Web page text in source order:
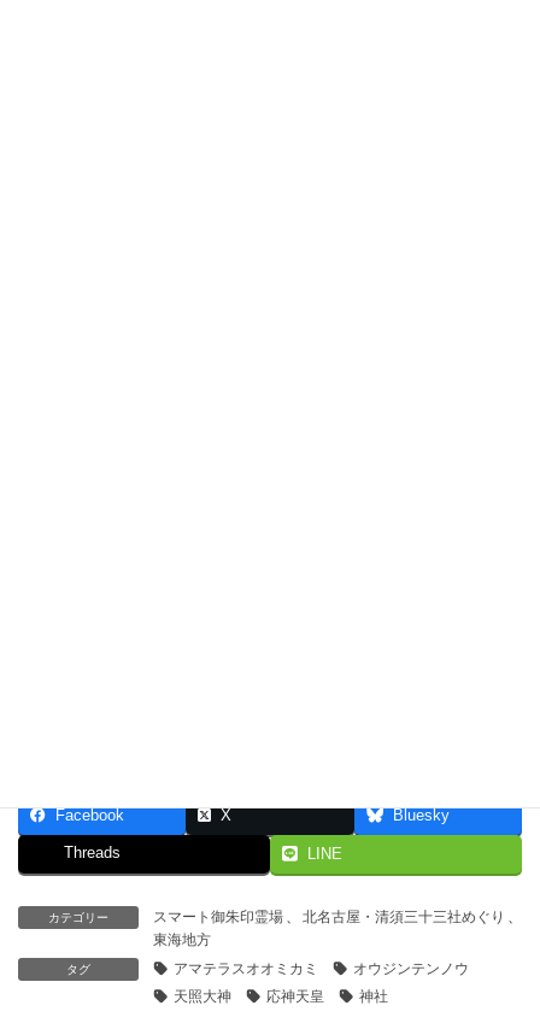
Facebook X Bluesky
Threads LINE
カテゴリー スマート御朱印霊場 、 北名古屋・清須三十三社めぐり 、
東海地方
タグ アマテラスオオミカミ
オウジンテンノウ
天照大神
応神天皇 神社